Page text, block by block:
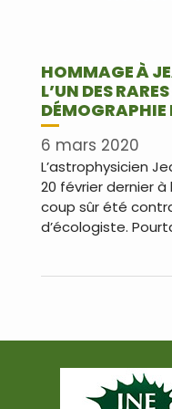
HOMMAGE À
L’UN DES
DÉMOGRAPHIE
6 mars 2020
L’astrophysicien
20 février dernier à
coup sûr été
d’écologiste.